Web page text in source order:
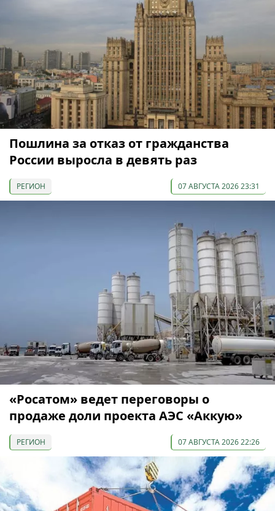
Пошлина за отказ от гражданства
России выросла в девять раз
РЕГИОН 07 АВГУСТА 2026 23:31
«Росатом» ведет переговоры о
продаже доли проекта АЭС «Аккую»
РЕГИОН 07 АВГУСТА 2026 22:26